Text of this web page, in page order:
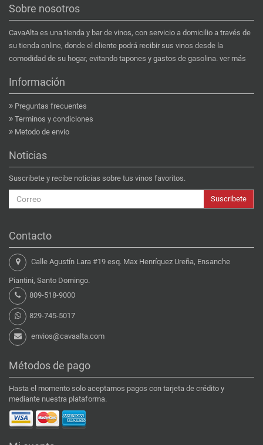
Sobre nosotros
CavaAlta es una tienda y bar de vinos, con servicio a domicilio a través de
su tienda online, donde el cliente podrá recibir sus vinos desde la
comodidad de su hogar, evitando tapones y gastos de gasolina. ver más
Información
Preguntas frecuentes
Terminos y condiciones
Metodo de envio
Noticias
Suscribete y recibe noticias sobre tus vinos favoritos.
Suscribete
Contacto
Calle Agustín Lara #19 esq. Max Henríquez Ureña, Ensanche
Piantini, Santo Domingo.
809-518-9000
829-745-5017
envios@cavaalta.com
Métodos de pago
Hasta el momento solo aceptamos pagos con tarjeta de crédito y
mediante nuestra plataforma.